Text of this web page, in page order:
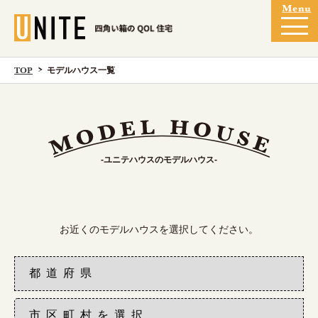
TOP モデルハウス一覧
-ユニテハウスのモデルハウス-
お近くのモデルハウスを選択してください。